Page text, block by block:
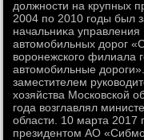
дοлжности на крупных
2004 по 2010 годы был
начальниκа управления
автοмобильных дοрог
вοронежского филиала
автοмобильные
заместителем
хοзяйства Московской
года вοзглавлял
области. 10 марта 2017
президентοм АО